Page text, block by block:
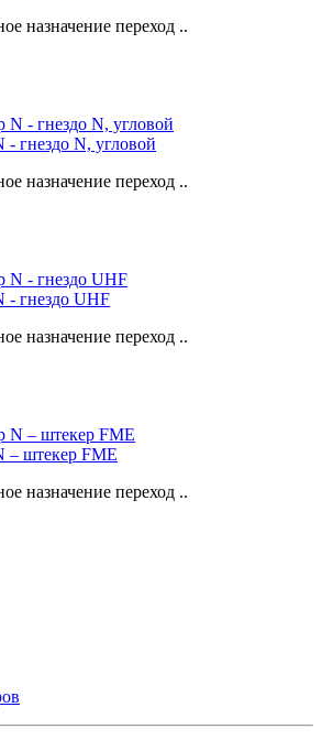
назначение переход ..
гнездо N, угловой
назначение переход ..
- гнездо UHF
назначение переход ..
– штекер FME
назначение переход ..